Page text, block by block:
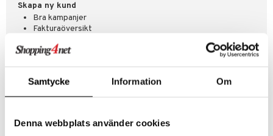
Samtycke Information Om
Denna webbplats använder cookies
Skapa ny kund
Bra kampanjer
Fakturaöversikt
Abonnemang
Önskelistor
SKAPA KUND